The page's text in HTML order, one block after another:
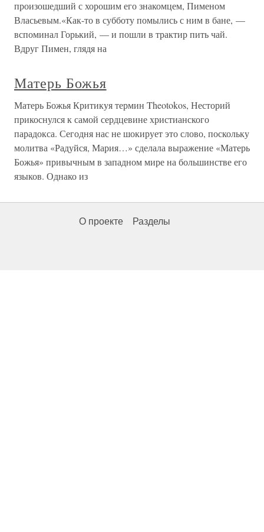
произошедший с хорошим его знакомцем, Пименом
Власьевым.«Как-то в субботу помылись с ним в бане, —
вспоминал Горький, — и пошли в трактир пить чай.
Вдруг Пимен, глядя на
Матерь Божья
Матерь Божья Критикуя термин Theotokos, Несторий
прикоснулся к самой сердцевине христианского
парадокса. Сегодня нас не шокирует это слово, поскольку
молитва «Радуйся, Мария…» сделала выражение «Матерь
Божья» привычным в западном мире на большинстве его
языков. Однако из
О проекте Разделы